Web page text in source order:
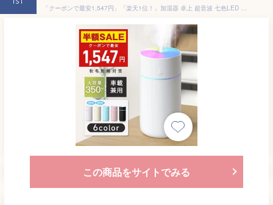
「クーポンで最安1,547円」「楽天1位！」加湿器 卓上 超音波 七色LED 次亜塩素酸水対応 350ml 大容量 2種類加湿モード 空焚き防止 水漏れ防止 静音 保湿 車載 USB給電式 ミニ 乾燥/花粉症対策 車用 寝室 家庭 子供部屋 お手入れ簡単 オフィス 2025
この商品をサイトでみる